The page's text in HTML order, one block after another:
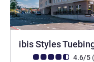
ibis Styles
Classificação clientes
4.6/5